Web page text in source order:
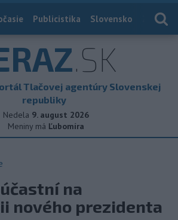
Publicistika Slovensko
.SK
Tlačovej agentúry Slovenskej
republiky
Nedela 9. august 2026
Meniny má Ľubomíra
na
nového prezidenta